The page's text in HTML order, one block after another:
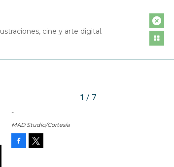
cine y arte digital.
1 / 7
-
MAD Studio/Cortesía